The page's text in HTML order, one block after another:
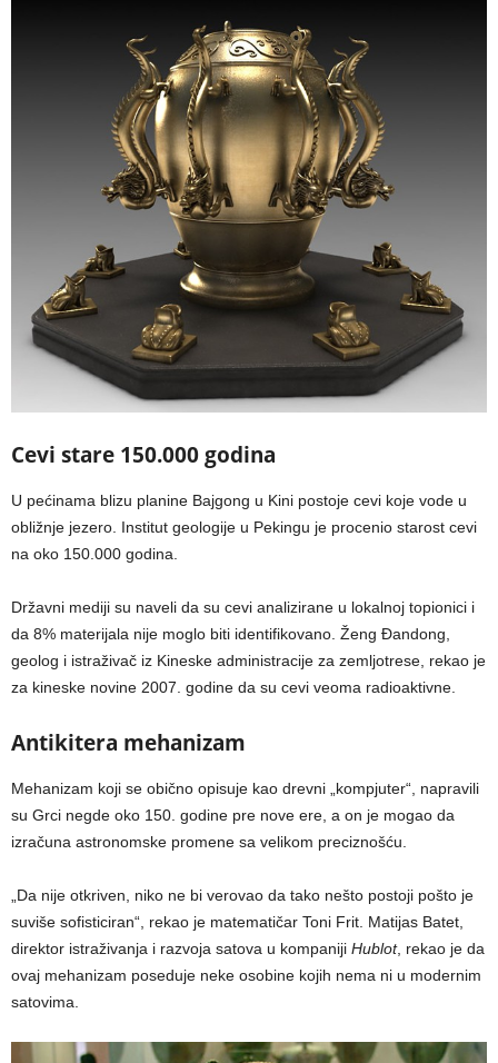
Cevi stare 150.000 godina
U pećinama blizu planine Bajgong u Kini postoje cevi koje vode u
obližnje jezero. Institut geologije u Pekingu je procenio starost cevi
na oko 150.000 godina.
Državni mediji su naveli da su cevi analizirane u lokalnoj topionici i
da 8% materijala nije moglo biti identifikovano. Ženg Đandong,
geolog i istraživač iz Kineske administracije za zemljotrese, rekao je
za kineske novine 2007. godine da su cevi veoma radioaktivne.
Antikitera mehanizam
Mehanizam koji se obično opisuje kao drevni „kompjuter“, napravili
su Grci negde oko 150. godine pre nove ere, a on je mogao da
izračuna astronomske promene sa velikom preciznošću.
„Da nije otkriven, niko ne bi verovao da tako nešto postoji pošto je
suviše sofisticiran“, rekao je matematičar Toni Frit. Matijas Batet,
direktor istraživanja i razvoja satova u kompaniji Hublot, rekao je da
ovaj mehanizam poseduje neke osobine kojih nema ni u modernim
satovima.